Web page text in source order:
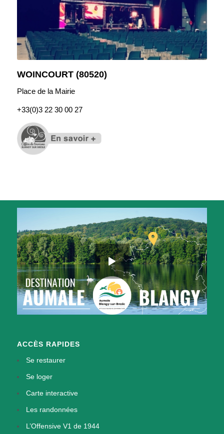
WOINCOURT (80520)
Place de la Mairie
+33(0)3 22 30 00 27
ACCÈS RAPIDES
Se restaurer
Se loger
Carte interactive
Les randonnées
L’Offensive V1 de 1944